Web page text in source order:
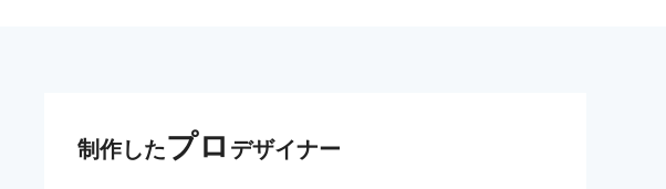
制作したプロ デザイナー